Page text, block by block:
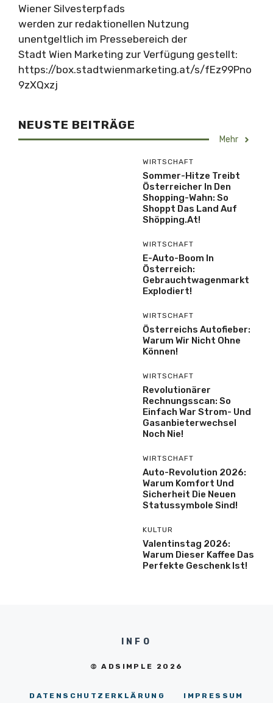
Wiener Silvesterpfads
werden zur redaktionellen Nutzung
unentgeltlich im Pressebereich der
Stadt Wien Marketing zur Verfügung gestellt:
https://box.stadtwienmarketing.at/s/fEz99Pno
9zXQxzj
NEUSTE BEITRÄGE
Mehr
WIRTSCHAFT
Sommer-Hitze Treibt
Österreicher In Den
Shopping-Wahn: So
Shoppt Das Land Auf
Shöpping.at!
WIRTSCHAFT
E-Auto-Boom In
Österreich:
Gebrauchtwagenmarkt
Explodiert!
WIRTSCHAFT
Österreichs Autofieber:
Warum Wir Nicht Ohne
Können!
WIRTSCHAFT
Revolutionärer
Rechnungsscan: So
Einfach War Strom- Und
Gasanbieterwechsel
Noch Nie!
WIRTSCHAFT
Auto-Revolution 2026:
Warum Komfort Und
Sicherheit Die Neuen
Statussymbole Sind!
KULTUR
Valentinstag 2026:
Warum Dieser Kaffee Das
Perfekte Geschenk Ist!
INFO
© ADSIMPLE 2026
DATENSCHUTZERKLÄRUNG IMPRESSUM